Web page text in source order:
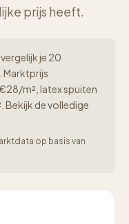
prijs heeft.
je 20
Marktprijs
m², latex spuiten
de volledige
op basis van